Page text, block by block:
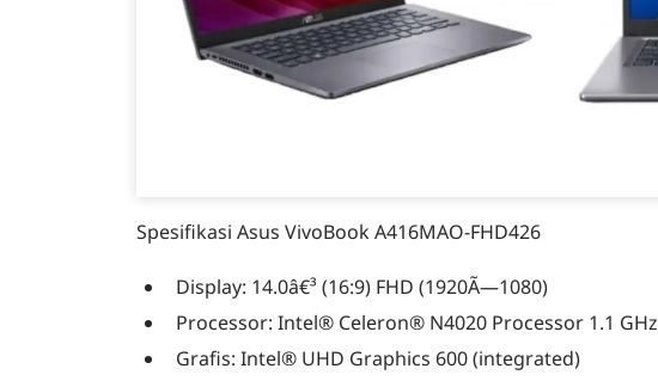
Spesifikasi Asus VivoBook A416MAO-FHD426
Display: 14.0â€³ (16:9) FHD (1920Ã—1080)
Processor: Intel® Celeron® N4020 Processor 1.1 GHz
Grafis: Intel® UHD Graphics 600 (integrated)